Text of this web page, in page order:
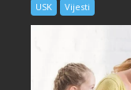
USK Vijesti